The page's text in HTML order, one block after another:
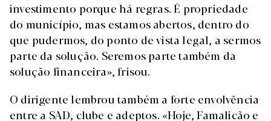
investimento porque há regras. É propriedade
do município, mas estamos abertos, dentro do
que pudermos, do ponto de vista legal, a sermos
parte da solução. Seremos parte também da
solução financeira», frisou.
O dirigente lembrou também a forte envolvência
entre a SAD, clube e adeptos. «Hoje, Famalicão e